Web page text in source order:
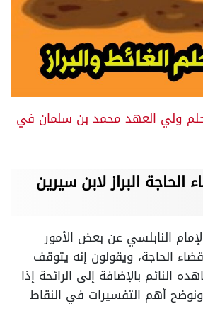
ولي العهد محمد بن سلمان في
البراز لابن سيرين
النابلسي عن بعض الأمور
الحاجة، ويقولون إنه يتوقف
النائم بالإضافة إلى الرائحة إذا
أهم التفسيرات في النقاط